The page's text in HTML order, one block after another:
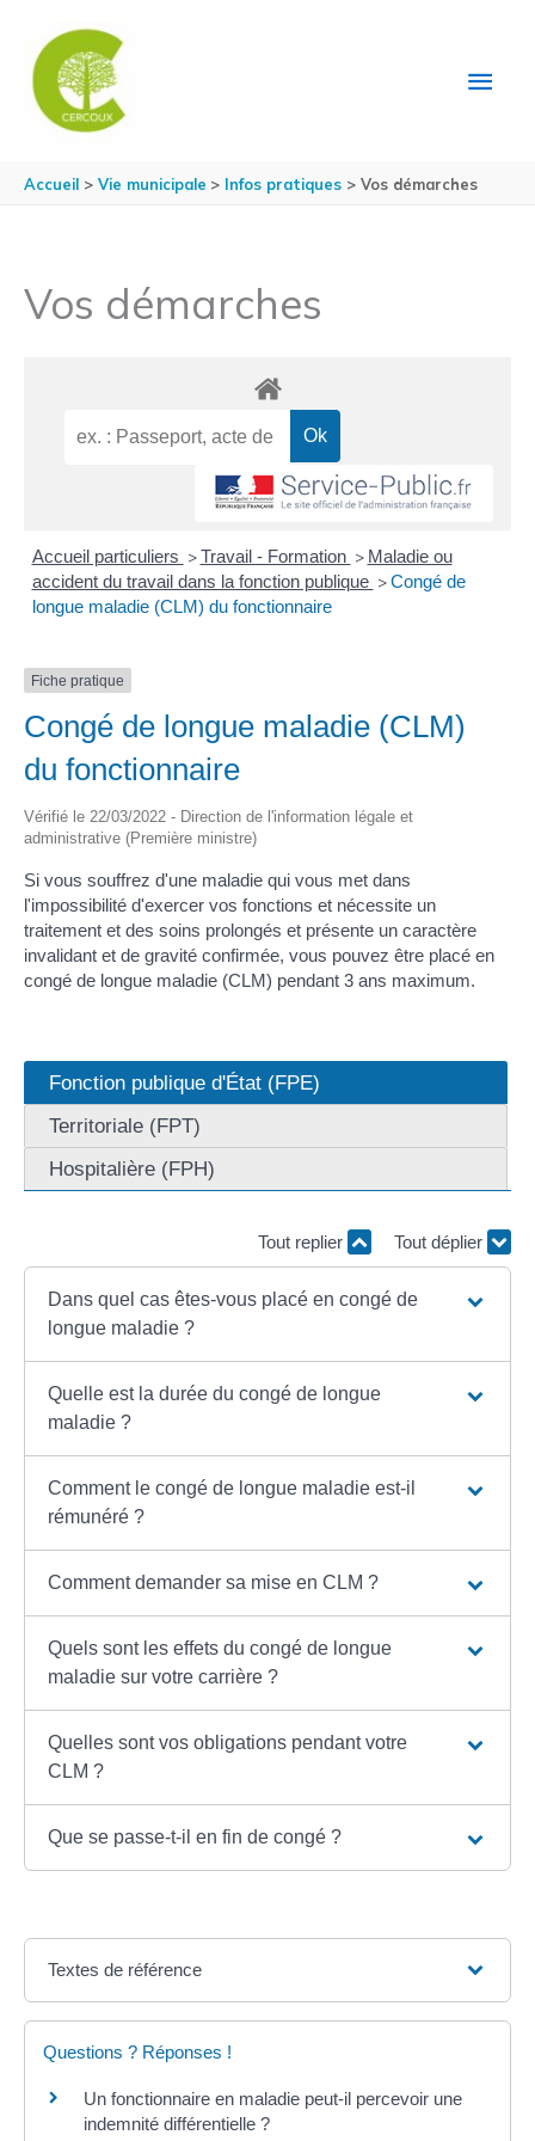
Accueil Vie municipale Infos pratiques Vos démarches
Vos démarches
Accueil particuliers > Travail - Formation > Maladie ou
accident du travail dans la fonction publique > Congé de
longue maladie (CLM) du fonctionnaire
Fiche pratique
Congé de longue maladie (CLM)
du fonctionnaire
Vérifié le 22/03/2022 - Direction de l'information légale et
administrative (Première ministre)
Si vous souffrez d'une maladie qui vous met dans
l'impossibilité d'exercer vos fonctions et nécessite un
traitement et des soins prolongés et présente un caractère
invalidant et de gravité confirmée, vous pouvez être placé en
congé de longue maladie (CLM) pendant 3 ans maximum.
Fonction publique d'État (FPE)
Territoriale (FPT)
Hospitalière (FPH)
Tout replier Tout déplier
Dans quel cas êtes-vous placé en congé de
longue maladie ?
Quelle est la durée du congé de longue
maladie ?
Comment le congé de longue maladie est-il
rémunéré ?
Comment demander sa mise en CLM ?
Quels sont les effets du congé de longue
maladie sur votre carrière ?
Quelles sont vos obligations pendant votre
CLM ?
Que se passe-t-il en fin de congé ?
Textes de référence
Questions ? Réponses !
Un fonctionnaire en maladie peut-il percevoir une
indemnité différentielle ?